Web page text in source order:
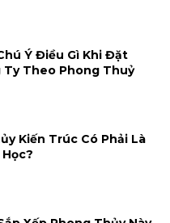
Ý Điều Gì Khi Đặt
Ty Theo Phong Thuỷ
Kiến Trúc Có Phải Là